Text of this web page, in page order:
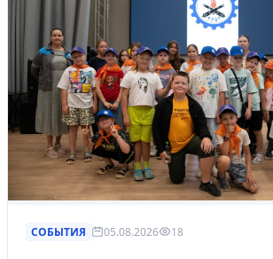
СОБЫТИЯ 05.08.2026 18